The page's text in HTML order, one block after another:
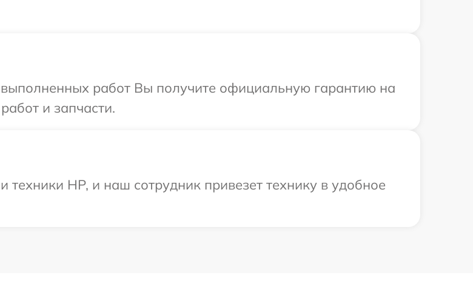
работ Вы получите официальную гарантию на
и запчасти.
HP, и наш сотрудник привезет технику в удобное